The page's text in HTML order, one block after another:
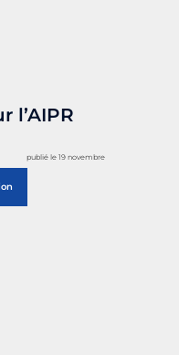
l’AIPR
publié le 19 novembre